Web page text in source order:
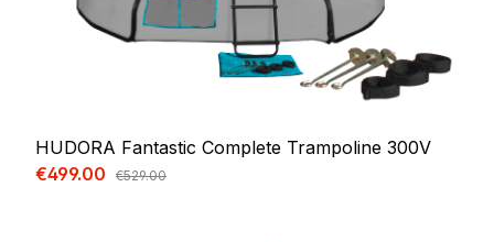
HUDORA Fantastic Complete Trampoline 300V
Sale price:
€499.00 Regular price:
€529.00